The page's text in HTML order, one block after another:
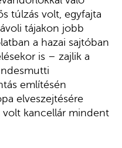
túlzás volt, egyfajta
tájakon jobb
a hazai sajtóban
is – zajlik a
említésén
elveszejtésére
volt kancellár mindent